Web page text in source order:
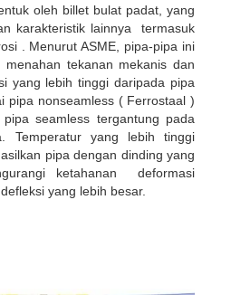
oleh billet bulat padat, yang
karakteristik lainnya termasuk
. Menurut ASME, pipa-pipa ini
tekanan mekanis dan
yang lebih tinggi daripada pipa
pipa nonseamless ( Ferrostaal )
seamless tergantung pada
Temperatur yang lebih tinggi
pipa dengan dinding yang
ketahanan deformasi
yang lebih besar.